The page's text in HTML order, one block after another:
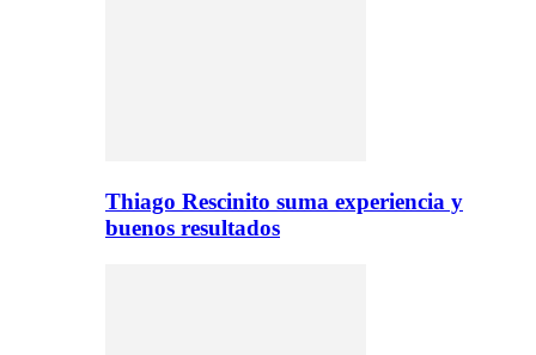
Thiago Rescinito suma experiencia y
buenos resultados